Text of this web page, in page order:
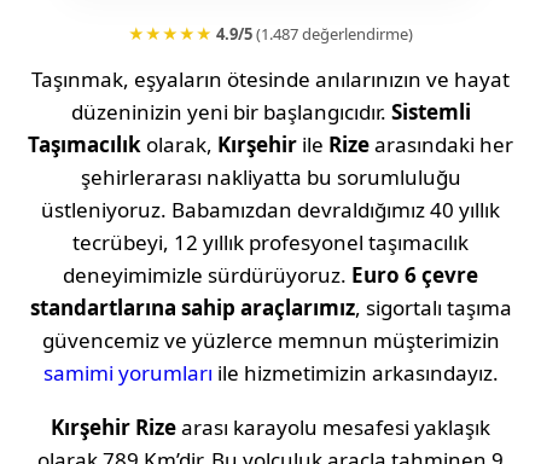
★★★★★ 4.9/5(1.487 değerlendirme)
Taşınmak, eşyaların ötesinde anılarınızın ve hayat
düzeninizin yeni bir başlangıcıdır. Sistemli
Taşımacılık olarak, Kırşehir ile Rizearasındaki her
şehirlerarası nakliyatta bu sorumluluğu
üstleniyoruz. Babamızdan devraldığımız 40 yıllık
tecrübeyi, 12 yıllık profesyonel taşımacılık
deneyimimizle sürdürüyoruz. Euro 6 çevre
standartlarına sahip araçlarımız, sigortalı taşıma
güvencemiz ve yüzlerce memnun müşterimizin
samimi yorumları ile hizmetimizin arkasındayız.
Kırşehir Rizearası karayolu mesafesi yaklaşık